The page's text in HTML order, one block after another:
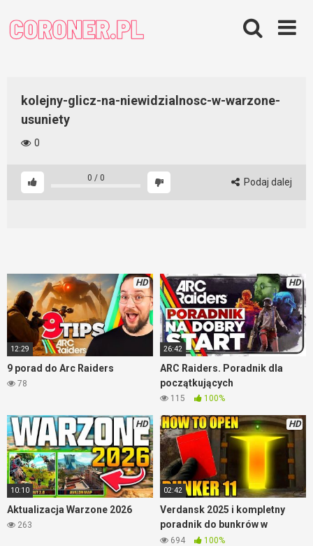
content
kolejny-glicz-na-niewidzialnosc-w-warzone-
usuniety
0
0 / 0 Podaj dalej
HD
12:29
9 porad do Arc Raiders
78
HD
26:42
ARC Raiders. Poradnik dla
początkujących
115 100%
HD
10:10
Aktualizacja Warzone 2026
263
HD
02:42
Verdansk 2025 i kompletny
poradnik do bunkrów w
Warzone
694 100%